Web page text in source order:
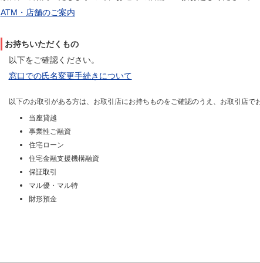
ATM・店舗のご案内
お持ちいただくもの
以下をご確認ください。
窓口での氏名変更手続きについて
以下のお取引がある方は、お取引店にお持ちものをご確認のうえ、お取引店で
当座貸越
事業性ご融資
住宅ローン
住宅金融支援機構融資
保証取引
マル優・マル特
財形預金